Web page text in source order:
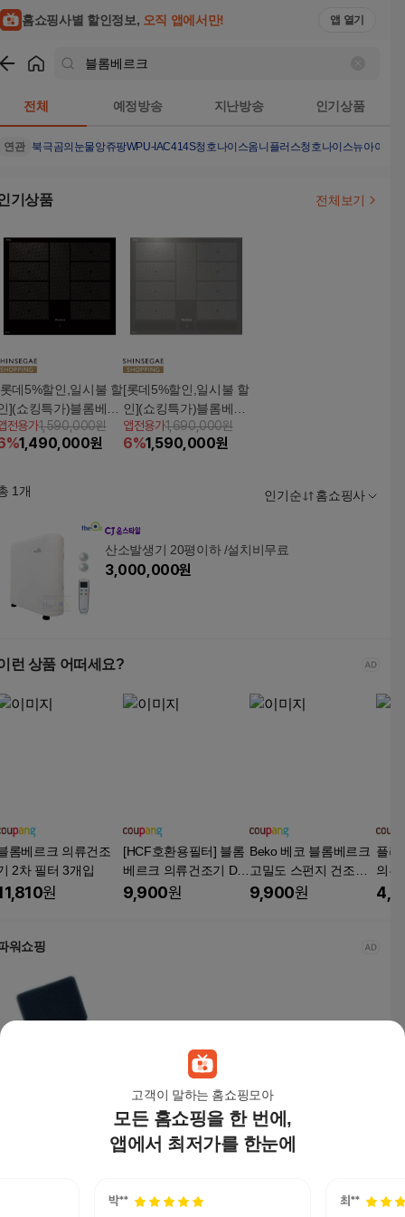
고객이 말하는 홈쇼핑모아
모든 홈쇼핑을 한 번에,
앱에서 최저가를 한눈에
홈쇼핑사별 할인정보, 오직 앱에서만! 앱 열기
전체 예정방송 지난방송 인기상품
연관 북극곰의눈물앙쥬팡WPU-IAC414S청호나이스옴니플러스청호나이스뉴아이스
기상품 전체보기
데5%할인,일시불 할
](쇼킹특가)블롬베르
올플렉스 9 인덕션
랙(MIN59078N)
전용가1,590,000원
%1,490,000원
[롯데5%할인,일시불 할
인](쇼킹특가)블롬베르
크 올플렉스 9 인덕션
그레이(MIN59078VG)
앱전용가1,690,000원
6%1,590,000원
1 개 인기순 홈쇼핑사
산소발생기 20평이하 /설치비무료
3,000,000원
런 상품 어떠세요?
롬베르크 의류건조
2차 필터 3개입
원
[HCF호환용필터] 블롬
베르크 의류건조기 DH
P24412 - 호환용 필터
9,900원
Beko 베코 블롬베르크
고밀도 스펀지 건조기
필터 호환용 3매
9,900원
플라
의류
청소
워쇼핑